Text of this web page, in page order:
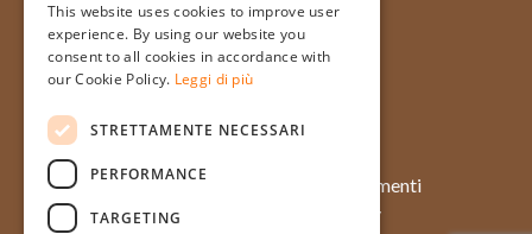
+39 010 565714
+39 348 1754128
info@pasticceriatagliafico.it
Chi siamo
Prodotti
Approfondimenti
Case history
This website uses cookies to improve user
experience. By using our website you
consent to all cookies in accordance with
our Cookie Policy. Leggi di più
STRETTAMENTE NECESSARI
PERFORMANCE
TARGETING